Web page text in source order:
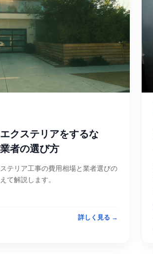
クステリアをするな
者の選び方
テリア工事の費用相場と業者選びの
て解説します。
詳しく見る →